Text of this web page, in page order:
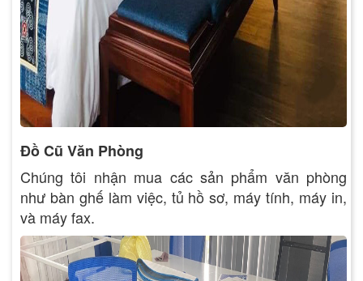
Đồ Cũ Văn Phòng
Chúng tôi nhận mua các sản phẩm văn phòng
như bàn ghế làm việc, tủ hồ sơ, máy tính, máy in,
và máy fax.